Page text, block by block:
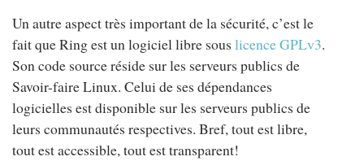
Un autre aspect très important de la sécurité, c’est le
fait que Ring est un logiciel libre sous licence GPLv3.
Son code source réside sur les serveurs publics de
Savoir-faire Linux. Celui de ses dépendances
logicielles est disponible sur les serveurs publics de
leurs communautés respectives. Bref, tout est libre,
tout est accessible, tout est transparent!